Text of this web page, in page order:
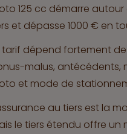
125 cc démarre
et dépasse 1000 € en
tarif dépend fortement
malus, antécédents,
et mode de
au tiers est la
le tiers étendu offre un